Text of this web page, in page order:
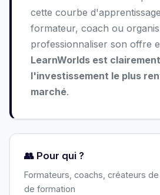
cette courbe
formateur, coach ou
professionnaliser son offre
LearnWorlds est clairement
l'investissement le plus
marché.
👥 Pour qui ?
Formateurs, coachs, créateurs
de formation